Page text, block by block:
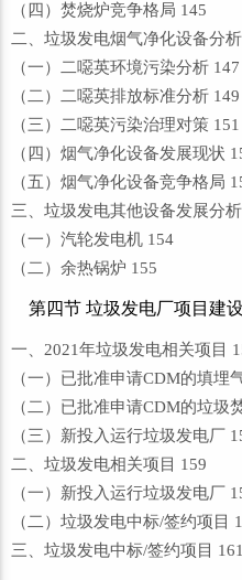
（四）焚烧炉竞争格局 145
二、垃圾发电烟气净化设备分
（一）二噁英环境污染分析 147
（二）二噁英排放标准分析 149
（三）二噁英污染治理对策 151
（四）烟气净化设备发展现状
（五）烟气净化设备竞争格局
三、垃圾发电其他设备发展分
（一）汽轮发电机 154
（二）余热锅炉 155
第四节 垃圾发电厂项目建
一、2021年垃圾发电相关项目
（一）已批准申请CDM的填埋
（二）已批准申请CDM的垃圾
（三）新投入运行垃圾发电厂
二、垃圾发电相关项目 159
（一）新投入运行垃圾发电厂
（二）垃圾发电中标/签约项目
三、垃圾发电中标/签约项目 161